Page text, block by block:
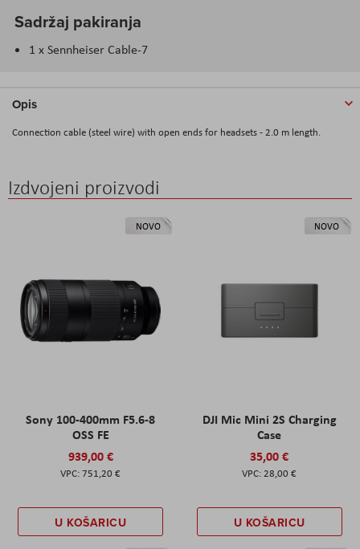
Sadržaj pakiranja
1 x Sennheiser Cable-7
Opis
Connection cable (steel wire) with open ends for headsets - 2.0 m length.
Izdvojeni proizvodi
NOVO
Sony 100-400mm F5.6-8
OSS FE
939,00 €
751,20 €
U KOŠARICU
NOVO
DJI Mic Mini 2S Charging
Case
35,00 €
28,00 €
U KOŠARICU